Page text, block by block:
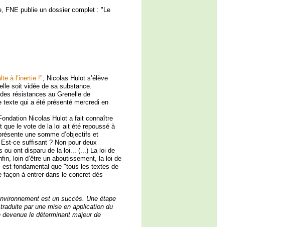
FNE publie un dossier complet : "Le
à l’inertie !" , Nicolas Hulot s’élève
soit vidée de sa substance.
résistances au Grenelle de
texte qui a été présenté mercredi en
Nicolas Hulot a fait connaître
que le vote de la loi ait été repoussé à
une somme d’objectifs et
ce suffisant ? Non pour deux
ou ont disparu de la loi... (...) La loi de
loin d’être un aboutissement, la loi de
est fondamental que "tous les textes de
façon à entrer dans le concret dès
est un succès. Une étape
par une mise en application du
le déterminant majeur de